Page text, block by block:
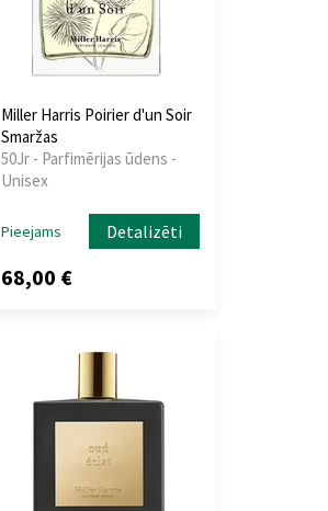
Miller Harris Poirier d'un Soir
Smaržas
50Jr - Parfimērijas ūdens -
Unisex
Pieejams Detalizēti
68,00 €